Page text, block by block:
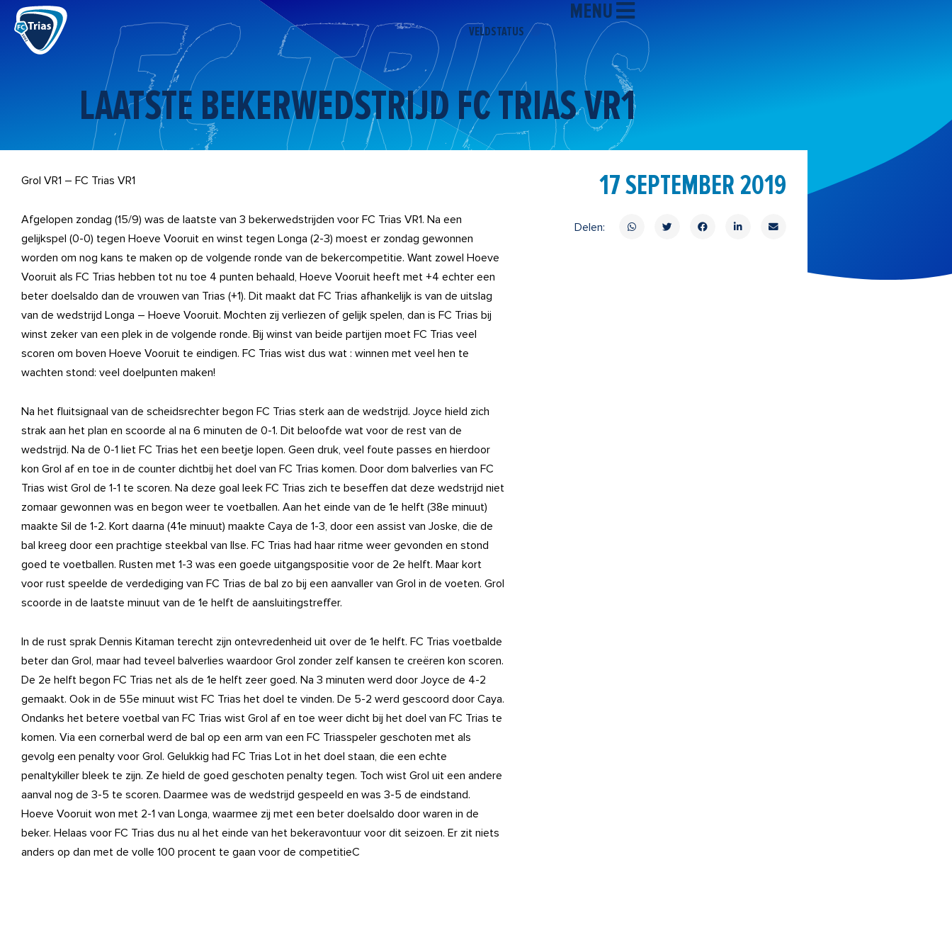
naar
VELDSTATUS
MENU
LAATSTE BEKERWEDSTRIJD FC TRIAS VR1
Grol VR1 – FC Trias VR1
Afgelopen zondag (15/9) was de laatste van 3 bekerwedstrijden voor FC Trias VR1. Na een
gelijkspel (0-0) tegen Hoeve Vooruit en winst tegen Longa (2-3) moest er zondag gewonnen
worden om nog kans te maken op de volgende ronde van de bekercompetitie. Want zowel Hoeve
Vooruit als FC Trias hebben tot nu toe 4 punten behaald, Hoeve Vooruit heeft met +4 echter een
beter doelsaldo dan de vrouwen van Trias (+1). Dit maakt dat FC Trias afhankelijk is van de uitslag
van de wedstrijd Longa – Hoeve Vooruit. Mochten zij verliezen of gelijk spelen, dan is FC Trias bij
winst zeker van een plek in de volgende ronde. Bij winst van beide partijen moet FC Trias veel
scoren om boven Hoeve Vooruit te eindigen. FC Trias wist dus wat : winnen met veel hen te
wachten stond: veel doelpunten maken!
Na het fluitsignaal van de scheidsrechter begon FC Trias sterk aan de wedstrijd. Joyce hield zich
strak aan het plan en scoorde al na 6 minuten de 0-1. Dit beloofde wat voor de rest van de
wedstrijd. Na de 0-1 liet FC Trias het een beetje lopen. Geen druk, veel foute passes en hierdoor
kon Grol af en toe in de counter dichtbij het doel van FC Trias komen. Door dom balverlies van FC
Trias wist Grol de 1-1 te scoren. Na deze goal leek FC Trias zich te beseffen dat deze wedstrijd niet
zomaar gewonnen was en begon weer te voetballen. Aan het einde van de 1e helft (38e minuut)
maakte Sil de 1-2. Kort daarna (41e minuut) maakte Caya de 1-3, door een assist van Joske, die de
bal kreeg door een prachtige steekbal van Ilse. FC Trias had haar ritme weer gevonden en stond
goed te voetballen. Rusten met 1-3 was een goede uitgangspositie voor de 2e helft. Maar kort
voor rust speelde de verdediging van FC Trias de bal zo bij een aanvaller van Grol in de voeten. Grol
scoorde in de laatste minuut van de 1e helft de aansluitingstreffer.
In de rust sprak Dennis Kitaman terecht zijn ontevredenheid uit over de 1e helft. FC Trias voetbalde
beter dan Grol, maar had teveel balverlies waardoor Grol zonder zelf kansen te creëren kon scoren.
De 2e helft begon FC Trias net als de 1e helft zeer goed. Na 3 minuten werd door Joyce de 4-2
gemaakt. Ook in de 55e minuut wist FC Trias het doel te vinden. De 5-2 werd gescoord door Caya.
Ondanks het betere voetbal van FC Trias wist Grol af en toe weer dicht bij het doel van FC Trias te
komen. Via een cornerbal werd de bal op een arm van een FC Triasspeler geschoten met als
gevolg een penalty voor Grol. Gelukkig had FC Trias Lot in het doel staan, die een echte
penaltykiller bleek te zijn. Ze hield de goed geschoten penalty tegen. Toch wist Grol uit een andere
aanval nog de 3-5 te scoren. Daarmee was de wedstrijd gespeeld en was 3-5 de eindstand.
Hoeve Vooruit won met 2-1 van Longa, waarmee zij met een beter doelsaldo door waren in de
beker. Helaas voor FC Trias dus nu al het einde van het bekeravontuur voor dit seizoen. Er zit niets
anders op dan met de volle 100 procent te gaan voor de competitieC
17 SEPTEMBER 2019
Delen: